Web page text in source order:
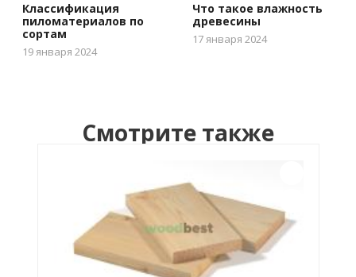
Классификация
пиломатериалов по
сортам
19 января 2024
Что такое влажность
древесины
17 января 2024
Смотрите также